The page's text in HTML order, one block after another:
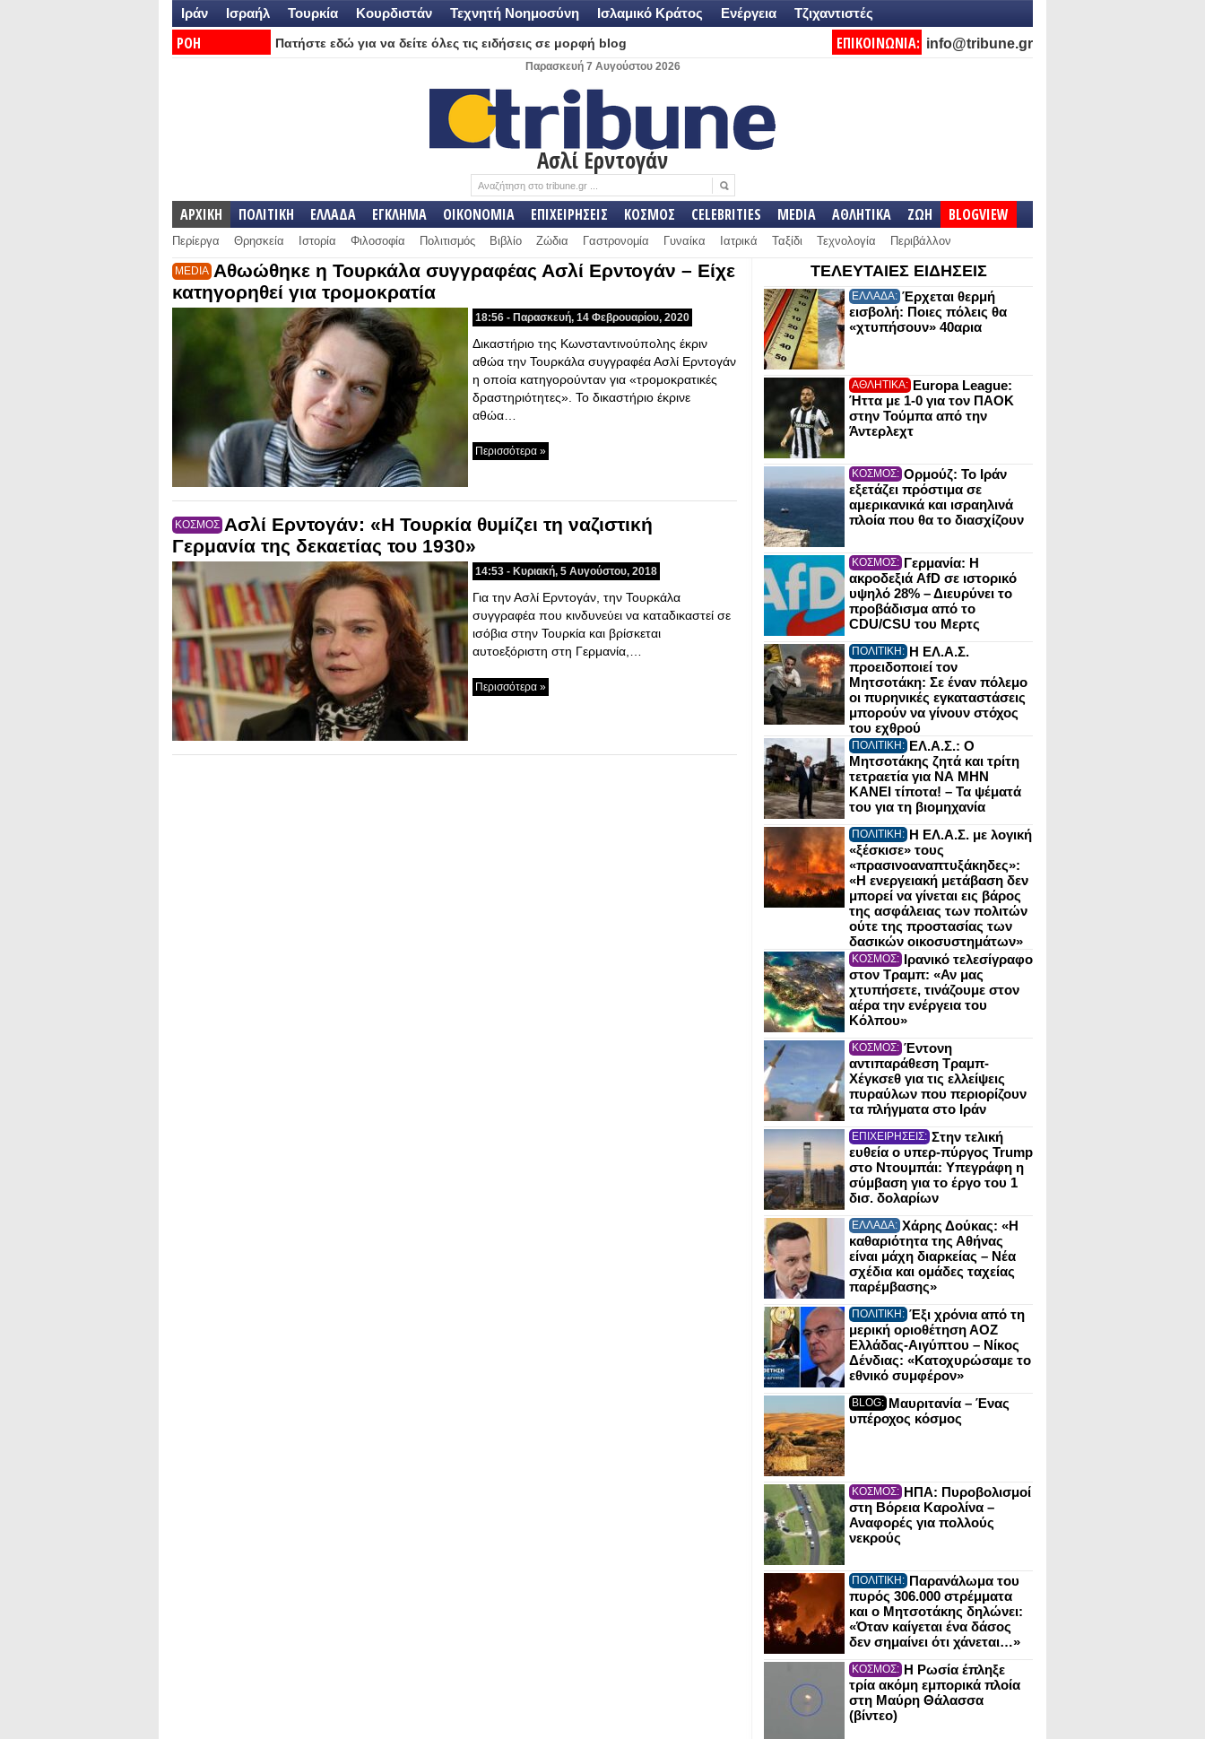
Ιράν Ισραήλ Τουρκία Κουρδιστάν Τεχνητή Νοημοσύνη Ισλαμικό Κράτος Ενέργεια Τζιχαντιστές
ΡΟΗ
Πατήστε εδώ για να δείτε όλες τις ειδήσεις σε μορφή blog ΕΠΙΚΟΙΝΩΝΙΑ: info@tribune.gr
Παρασκευή 7 Αυγούστου 2026
Ασλί Ερντογάν
ΑΡΧΙΚΗ ΠΟΛΙΤΙΚΗ ΕΛΛΑΔΑ ΕΓΚΛΗΜΑ ΟΙΚΟΝΟΜΙΑ ΕΠΙΧΕΙΡΗΣΕΙΣ ΚΟΣΜΟΣ CELEBRITIES MEDIA ΑΘΛΗΤΙΚΑ ΖΩΗ BLOGVIEW
Περίεργα Θρησκεία Ιστορία Φιλοσοφία Πολιτισμός Βιβλίο Ζώδια Γαστρονομία Γυναίκα Ιατρικά Ταξίδι Τεχνολογία Περιβάλλον
MEDIA Aθωώθηκε η Τουρκάλα συγγραφέας Ασλί Ερντογάν – Είχε
κατηγορηθεί για τρομοκρατία
18:56 - Παρασκευή, 14 Φεβρουαρίου, 2020
Δικαστήριο της Κωνσταντινούπολης έκριν
αθώα την Τουρκάλα συγγραφέα Ασλί Ερντογάν
η οποία κατηγορούνταν για «τρομοκρατικές
δραστηριότητες». Το δικαστήριο έκρινε
αθώα…
Περισσότερα »
ΚΟΣΜΟΣ Ασλί Ερντογάν: «Η Τουρκία θυμίζει τη ναζιστική
Γερμανία της δεκαετίας του 1930»
14:53 - Κυριακή, 5 Αυγούστου, 2018
Για την Ασλί Ερντογάν, την Τουρκάλα
συγγραφέα που κινδυνεύει να καταδικαστεί σε
ισόβια στην Τουρκία και βρίσκεται
αυτοεξόριστη στη Γερμανία,…
Περισσότερα »
ΤΕΛΕΥΤΑΙΕΣ ΕΙΔΗΣΕΙΣ
ΕΛΛΑΔΑ: Έρχεται θερμή
εισβολή: Ποιες πόλεις θα
«χτυπήσουν» 40αρια
ΑΘΛΗΤΙΚΑ: Europa League:
Ήττα με 1-0 για τον ΠΑΟΚ
στην Τούμπα από την
Άντερλεχτ
ΚΟΣΜΟΣ: Ορμούζ: Το Ιράν
εξετάζει πρόστιμα σε
αμερικανικά και ισραηλινά
πλοία που θα το διασχίζουν
ΚΟΣΜΟΣ: Γερμανία: Η
ακροδεξιά AfD σε ιστορικό
υψηλό 28% – Διευρύνει το
προβάδισμα από το
CDU/CSU του Μερτς
ΠΟΛΙΤΙΚΗ: Η ΕΛ.Α.Σ.
προειδοποιεί τον
Μητσοτάκη: Σε έναν πόλεμο
οι πυρηνικές εγκαταστάσεις
μπορούν να γίνουν στόχος
του εχθρού
ΠΟΛΙΤΙΚΗ: ΕΛ.Α.Σ.: Ο
Μητσοτάκης ζητά και τρίτη
τετραετία για ΝΑ ΜΗΝ
ΚΑΝΕΙ τίποτα! – Τα ψέματά
του για τη βιομηχανία
ΠΟΛΙΤΙΚΗ: Η ΕΛ.Α.Σ. με λογική
«ξέσκισε» τους
«πρασινοαναπτυξάκηδες»:
«Η ενεργειακή μετάβαση δεν
μπορεί να γίνεται εις βάρος
της ασφάλειας των πολιτών
ούτε της προστασίας των
δασικών οικοσυστημάτων»
ΚΟΣΜΟΣ: Ιρανικό τελεσίγραφο
στον Τραμπ: «Αν μας
χτυπήσετε, τινάζουμε στον
αέρα την ενέργεια του
Κόλπου»
ΚΟΣΜΟΣ: Έντονη
αντιπαράθεση Τραμπ-
Χέγκσεθ για τις ελλείψεις
πυραύλων που περιορίζουν
τα πλήγματα στο Ιράν
ΕΠΙΧΕΙΡΗΣΕΙΣ: Στην τελική
ευθεία ο υπερ-πύργος Trump
στο Ντουμπάι: Υπεγράφη η
σύμβαση για το έργο του 1
δισ. δολαρίων
ΕΛΛΑΔΑ: Χάρης Δούκας: «Η
καθαριότητα της Αθήνας
είναι μάχη διαρκείας – Νέα
σχέδια και ομάδες ταχείας
παρέμβασης»
ΠΟΛΙΤΙΚΗ: Έξι χρόνια από τη
μερική οριοθέτηση ΑΟΖ
Ελλάδας-Αιγύπτου – Νίκος
Δένδιας: «Κατοχυρώσαμε το
εθνικό συμφέρον»
BLOG: Μαυριτανία – Ένας
υπέροχος κόσμος
ΚΟΣΜΟΣ: ΗΠΑ: Πυροβολισμοί
στη Βόρεια Καρολίνα –
Αναφορές για πολλούς
νεκρούς
ΠΟΛΙΤΙΚΗ: Παρανάλωμα του
πυρός 306.000 στρέμματα
και ο Μητσοτάκης δηλώνει:
«Όταν καίγεται ένα δάσος
δεν σημαίνει ότι χάνεται…»
ΚΟΣΜΟΣ: Η Ρωσία έπληξε
τρία ακόμη εμπορικά πλοία
στη Μαύρη Θάλασσα
(βίντεο)